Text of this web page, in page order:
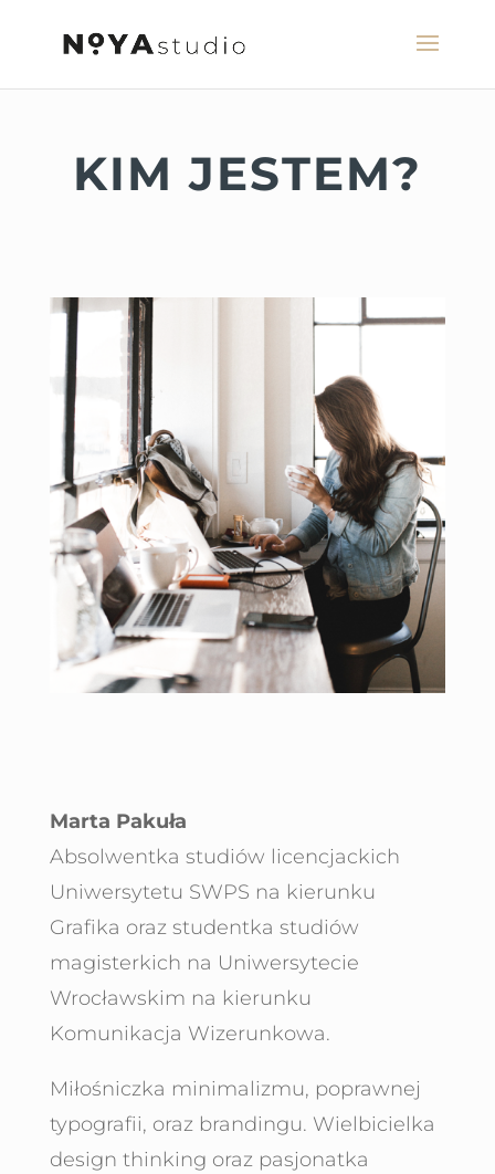
KIM JESTEM?
Marta Pakuła
Absolwentka studiów licencjackich
Uniwersytetu SWPS na kierunku
Grafika oraz studentka studiów
magisterkich na Uniwersytecie
Wrocławskim na kierunku
Komunikacja Wizerunkowa.
Miłośniczka minimalizmu, poprawnej
typografii, oraz brandingu. Wielbicielka
design thinking oraz pasjonatka